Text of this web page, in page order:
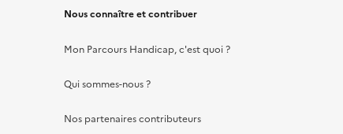
Nous connaître et contribuer
Mon Parcours Handicap, c'est quoi ?
Qui sommes-nous ?
Nos partenaires contributeurs